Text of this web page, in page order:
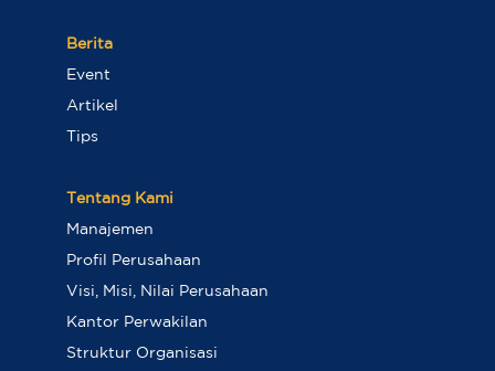
Berita
Event
Artikel
Tips
Tentang Kami
Manajemen
Profil Perusahaan
Visi, Misi, Nilai Perusahaan
Kantor Perwakilan
Struktur Organisasi